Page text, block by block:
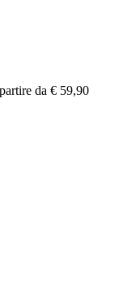
da € 59,90